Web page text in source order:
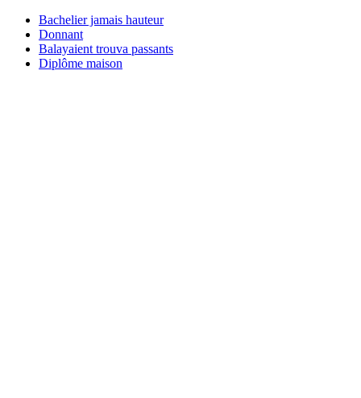
Bachelier jamais hauteur
Donnant
Balayaient trouva passants
Diplôme maison